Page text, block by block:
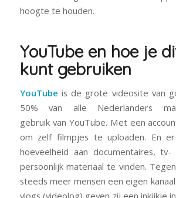
hoogte te houden.
YouTube en hoe je
kunt gebruiken
YouTube is de grote videosite van
50% van alle Nederlanders
gebruik van YouTube. Met een
om zelf filmpjes te uploaden. En
hoeveelheid aan documentaires, tv-
persoonlijk materiaal te vinden.
steeds meer mensen een eigen
vlogs (videolog) geven zij een inkijkje